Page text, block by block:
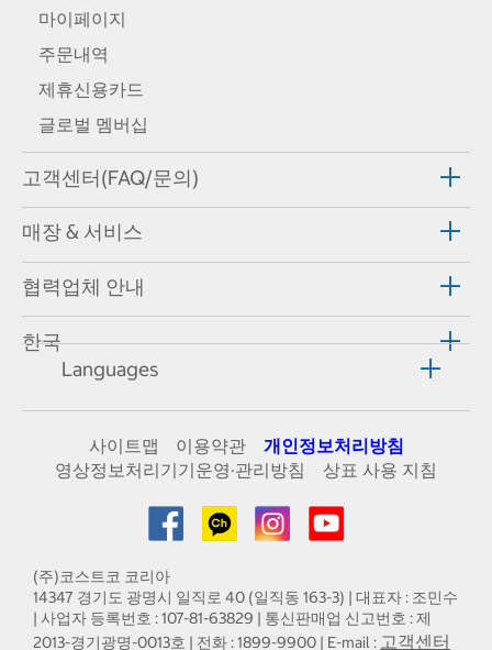
마이페이지
주문내역
제휴신용카드
글로벌 멤버십
고객센터(FAQ/문의)
매장 & 서비스
협력업체 안내
한국
Languages
사이트맵 이용약관
개인정보처리방침
영상정보처리기기운영·관리방침
상표 사용 지침
(주)코스트코 코리아
14347 경기도 광명시 일직로 40 (일직동 163-3) | 대표자 : 조민수
| 사업자 등록번호 : 107-81-63829 | 통신판매업 신고번호 : 제
2013-경기광명-0013호 | 전화 : 1899-9900 | E-mail : 고객센터